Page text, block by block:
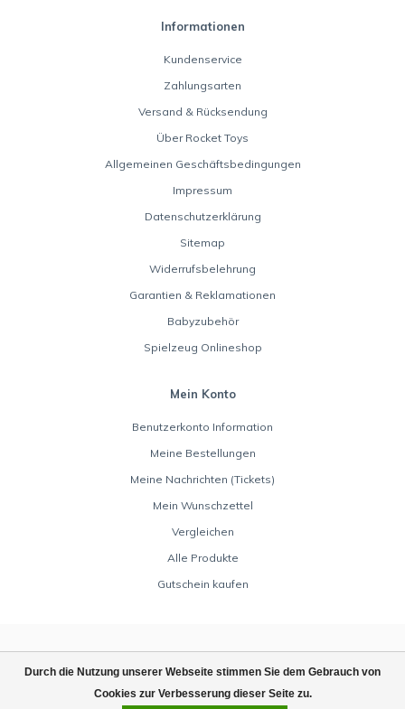
Durch die Nutzung unserer Webseite stimmen Sie dem Gebrauch von
Cookies zur Verbesserung dieser Seite zu.
Informationen
Kundenservice
Zahlungsarten
Versand & Rücksendung
Über Rocket Toys
Allgemeinen Geschäftsbedingungen
Impressum
Datenschutzerklärung
Sitemap
Widerrufsbelehrung
Garantien & Reklamationen
Babyzubehör
Spielzeug Onlineshop
Mein Konto
Benutzerkonto Information
Meine Bestellungen
Meine Nachrichten (Tickets)
Mein Wunschzettel
Vergleichen
Alle Produkte
Gutschein kaufen